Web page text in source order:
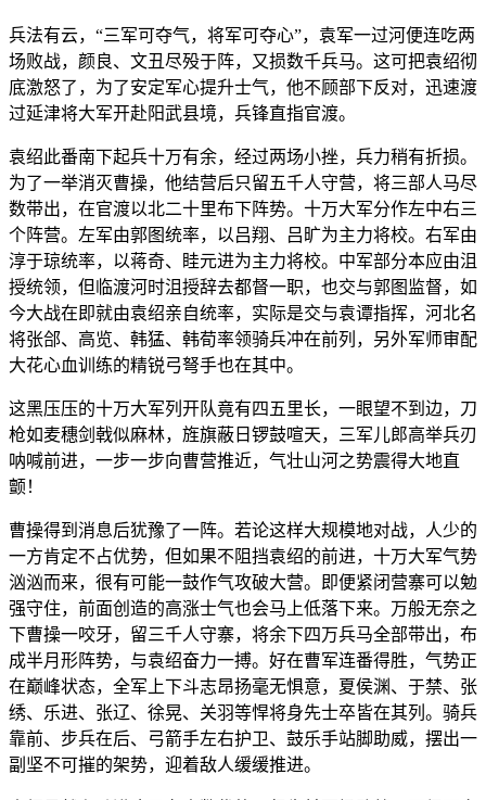
兵法有云，“三军可夺气，将军可夺心”，袁军一过河便连吃两
场败战，颜良、文丑尽殁于阵，又损数千兵马。这可把袁绍彻
底激怒了，为了安定军心提升士气，他不顾部下反对，迅速渡
过延津将大军开赴阳武县境，兵锋直指官渡。
袁绍此番南下起兵十万有余，经过两场小挫，兵力稍有折损。
为了一举消灭曹操，他结营后只留五千人守营，将三部人马尽
数带出，在官渡以北二十里布下阵势。十万大军分作左中右三
个阵营。左军由郭图统率，以吕翔、吕旷为主力将校。右军由
淳于琼统率，以蒋奇、眭元进为主力将校。中军部分本应由沮
授统领，但临渡河时沮授辞去都督一职，也交与郭图监督，如
今大战在即就由袁绍亲自统率，实际是交与袁谭指挥，河北名
将张郃、高览、韩猛、韩荀率领骑兵冲在前列，另外军师审配
大花心血训练的精锐弓弩手也在其中。
这黑压压的十万大军列开队竟有四五里长，一眼望不到边，刀
枪如麦穗剑戟似麻林，旌旗蔽日锣鼓喧天，三军儿郎高举兵刃
呐喊前进，一步一步向曹营推近，气壮山河之势震得大地直
颤！
曹操得到消息后犹豫了一阵。若论这样大规模地对战，人少的
一方肯定不占优势，但如果不阻挡袁绍的前进，十万大军气势
汹汹而来，很有可能一鼓作气攻破大营。即便紧闭营寨可以勉
强守住，前面创造的高涨士气也会马上低落下来。万般无奈之
下曹操一咬牙，留三千人守寨，将余下四万兵马全部带出，布
成半月形阵势，与袁绍奋力一搏。好在曹军连番得胜，气势正
在巅峰状态，全军上下斗志昂扬毫无惧意，夏侯渊、于禁、张
绣、乐进、张辽、徐晃、关羽等悍将身先士卒皆在其列。骑兵
靠前、步兵在后、弓箭手左右护卫、鼓乐手站脚助威，摆出一
副坚不可摧的架势，迎着敌人缓缓推进。